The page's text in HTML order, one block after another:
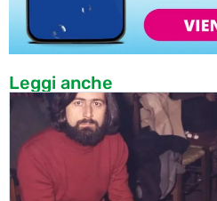
Leggi anche